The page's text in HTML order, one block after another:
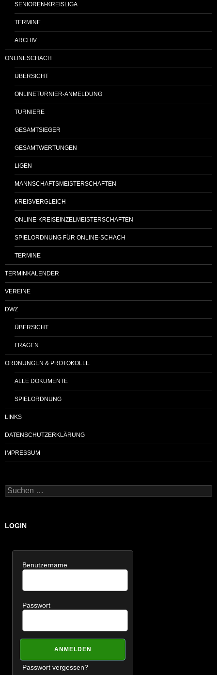
SENIOREN-KREISLIGA
TERMINE
ARCHIV
ONLINESCHACH
ÜBERSICHT
ONLINETURNIER-ANMELDUNG
TURNIERE
GESAMTSIEGER
GESAMTWERTUNGEN
LIGEN
MANNSCHAFTSMEISTERSCHAFTEN
KREISVERGLEICH
ONLINE-KREISEINZELMEISTERSCHAFTEN
SPIELORDNUNG FÜR ONLINE-SCHACH
TERMINE
TERMINKALENDER
VEREINE
DWZ
ÜBERSICHT
FRAGEN
ORDNUNGEN & PROTOKOLLE
ALLE DOKUMENTE
SPIELORDNUNG
LINKS
DATENSCHUTZERKLÄRUNG
IMPRESSUM
Suchen
nach:
LOGIN
Benutzername
Passwort
Passwort vergessen?